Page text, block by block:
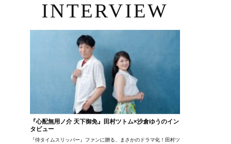
INTERVIEW
『心配無用ノ介 天下御免』田村ツトム×沙倉ゆうのイン
タビュー
『侍タイムスリッパー』ファンに贈る、まさかのドラマ化！田村ツトム×沙倉ゆうのが語